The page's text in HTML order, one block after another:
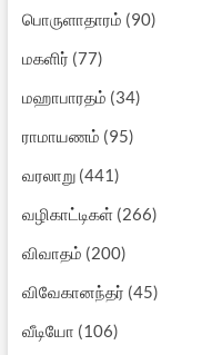
பொருளாதாரம் (90)
மகளிர் (77)
மஹாபாரதம் (34)
ராமாயணம் (95)
வரலாறு(441)
வழிகாட்டிகள்(266)
விவாதம் (200)
விவேகானந்தர் (45)
வீடியோ (106)